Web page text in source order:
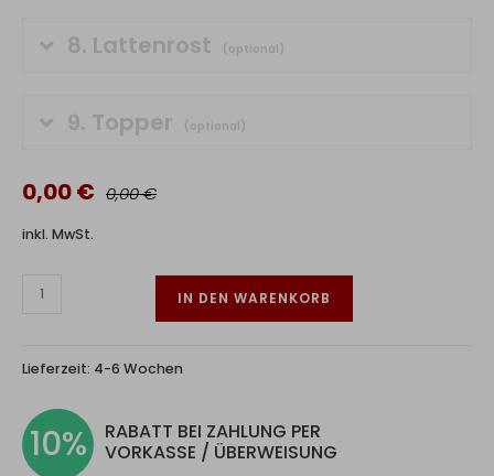
8. Lattenrost (optional)
9. Topper (optional)
0,00 € 0,00 €
inkl. MwSt.
IN DEN WARENKORB
Lieferzeit: 4-6 Wochen
10%
RABATT BEI ZAHLUNG PER
VORKASSE / ÜBERWEISUNG